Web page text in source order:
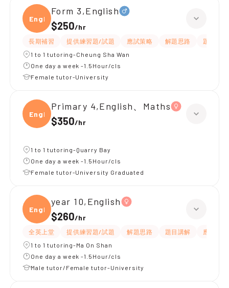
Engli
Form 3,English
$250/hr
長期補習 提供練習題/試題 應試策略 解題思路
題目講解
1 to 1 tutoring-Cheung Sha Wan
One day a week -1.5Hour/cls
Female tutor-University
Engli
Primary 4,English、Maths
$350/hr
1 to 1 tutoring-Quarry Bay
One day a week -1.5Hour/cls
Female tutor-University Graduated
Engli
year 10,English
$260/hr
全英上堂 提供練習題/試題 解題思路 題目講解
應試策略
1 to 1 tutoring-Ma On Shan
One day a week -1.5Hour/cls
Male tutor/Female tutor-University